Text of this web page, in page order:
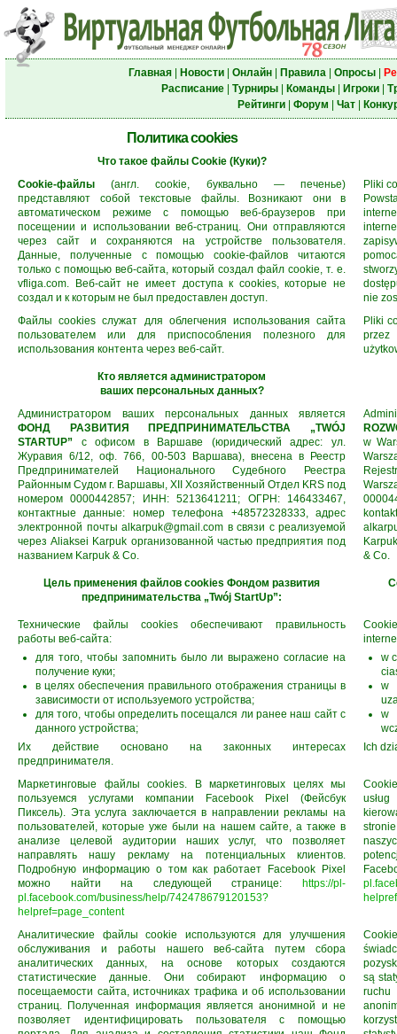
Главная| Новости| Онлайн| Правила| Опросы|
Расписание| Турниры| Команды| Игроки|
Рейтинги| Форум Чат|
Политика cookies
Что такое файлы Cookie (Куки)?
Cookie-файлы (англ. cookie, буквально — печенье)
представляют собой текстовые файлы. Возникают они в
автоматическом режиме с помощью веб-браузеров при
посещении и использовании веб-страниц. Они отправляются
через сайт и сохраняются на устройстве пользователя.
Данные, полученные с помощью сookie-файлов читаются
только с помощью веб-сайта, который создал файл cookie, т. е.
vfliga.com. Веб-сайт не имеет доступа к cookies, которые не
создал и к которым не был предоставлен доступ.
Pliki
nie
Файлы cookies служат для облегчения использования сайта
пользователем или для приспособления полезного для
использования контента через веб-сайт.
Pliki
przez
Кто является администратором
ваших персональных данных?
Администратором ваших персональных данных является
ФОНД РАЗВИТИЯ ПРЕДПРИНИМАТЕЛЬСТВА „TWÓJ
STARTUP” с офисом в Варшаве (юридический адрес: ул.
Журавия 6/12, oф. 766, 00-503 Варшава), внесена в Реестр
Предпринимателей Национального Судебного Реестра
Районным Судом г. Варшавы, XII Хозяйственный Отдел KRS под
номером 0000442857; ИНН: 5213641211; ОГРН: 146433467,
контактные данные: номер телефона +48572328333, адрес
электронной почты alkarpuk@gmail.com в связи с реализуемой
через Aliaksei Karpuk организованной частью предприятия под
названием Karpuk & Co.
w
& Co.
Цель применения файлов cookies Фондом развития
предпринимательства „Twój StartUp”:
Технические файлы сookies обеспечивают правильность
работы веб-сайта:
для того, чтобы запомнить было ли выражено согласие на
получение куки;
в целях обеспечения правильного отображения страницы в
зависимости от используемого устройства;
для того, чтобы определить посещался ли ранее наш сайт с
данного устройства;
Их действие основано на законных интересах
предпринимателя.
w
w
w
Ich
Маркетинговые файлы сookies. В маркетинговых целях мы
пользуемся услугами компании Facebook Pixel (Фейсбук
Пиксель). Эта услуга заключается в направлении рекламы на
пользователей, которые уже были на нашем сайте, а также в
анализе целевой аудитории наших услуг, что позволяет
направлять нашу рекламу на потенциальных клиентов.
Подробную информацию о том как работает Facebook Pixel
можно найти на следующей странице: https://pl-
pl.facebook.com/business/help/742478679120153?
helpref=page_content
Аналитические файлы cookie используются для улучшения
обслуживания и работы нашего веб-сайта путем сбора
аналитических данных, на основе которых создаются
статистические данные. Они собирают информацию о
посещаемости сайта, источниках трафика и об использовании
страниц. Полученная информация является анонимной и не
позволяет идентифицировать пользователя с помощью
są
ruchu